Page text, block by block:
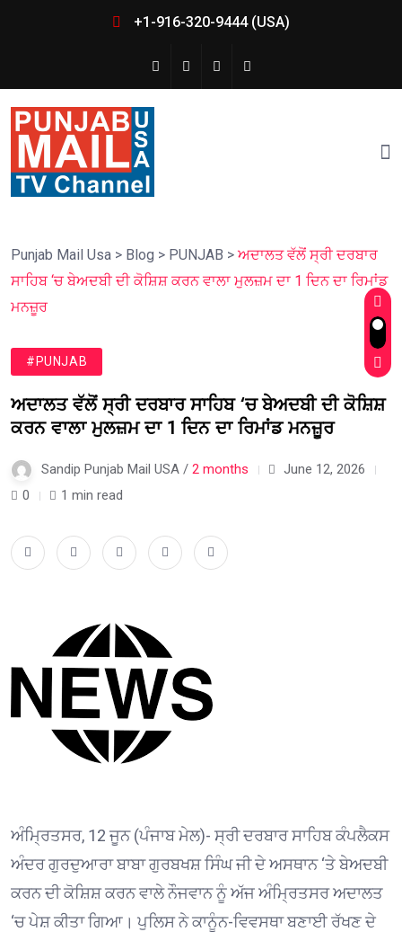
+1-916-320-9444 (USA)
Punjab Mail Usa > Blog > PUNJAB > ਅਦਾਲਤ ਵੱਲੋਂ ਸ੍ਰੀ ਦਰਬਾਰ
ਸਾਹਿਬ ‘ਚ ਬੇਅਦਬੀ ਦੀ ਕੋਸ਼ਿਸ਼ ਕਰਨ ਵਾਲਾ ਮੁਲਜ਼ਮ ਦਾ 1 ਦਿਨ ਦਾ ਰਿਮਾਂਡ
ਮਨਜ਼ੂਰ
#PUNJAB
ਅਦਾਲਤ ਵੱਲੋਂ ਸ੍ਰੀ ਦਰਬਾਰ ਸਾਹਿਬ ‘ਚ ਬੇਅਦਬੀ ਦੀ ਕੋਸ਼ਿਸ਼
ਕਰਨ ਵਾਲਾ ਮੁਲਜ਼ਮ ਦਾ 1 ਦਿਨ ਦਾ ਰਿਮਾਂਡ ਮਨਜ਼ੂਰ
Sandip Punjab Mail USA / 2 months
June 12, 2026
0
1 min read
ਅੰਮ੍ਰਿਤਸਰ, 12 ਜੂਨ (ਪੰਜਾਬ ਮੇਲ)- ਸ੍ਰੀ ਦਰਬਾਰ ਸਾਹਿਬ ਕੰਪਲੈਕਸ
ਅੰਦਰ ਗੁਰਦੁਆਰਾ ਬਾਬਾ ਗੁਰਬਖਸ਼ ਸਿੰਘ ਜੀ ਦੇ ਅਸਥਾਨ ‘ਤੇ ਬੇਅਦਬੀ
ਕਰਨ ਦੀ ਕੋਸ਼ਿਸ਼ ਕਰਨ ਵਾਲੇ ਨੌਜਵਾਨ ਨੂੰ ਅੱਜ ਅੰਮ੍ਰਿਤਸਰ ਅਦਾਲਤ
‘ਚ ਪੇਸ਼ ਕੀਤਾ ਗਿਆ। ਪੁਲਿਸ ਨੇ ਕਾਨੂੰਨ-ਵਿਵਸਥਾ ਬਣਾਈ ਰੱਖਣ ਦੇ